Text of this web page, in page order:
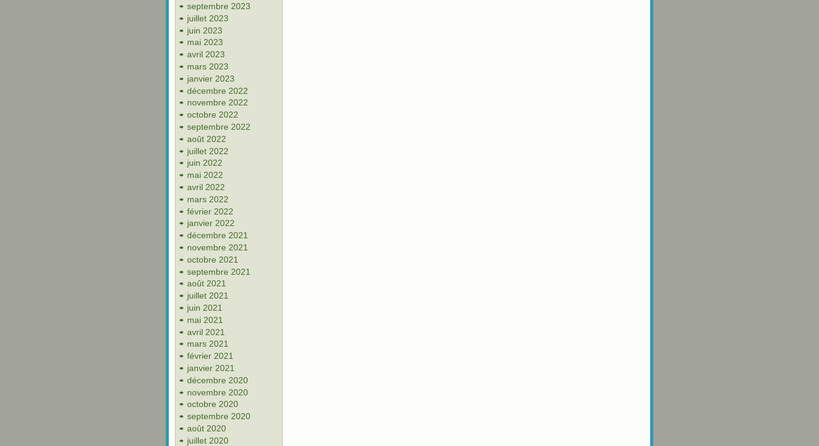
septembre 2023
juillet 2023
juin 2023
mai 2023
avril 2023
mars 2023
janvier 2023
décembre 2022
novembre 2022
octobre 2022
septembre 2022
août 2022
juillet 2022
juin 2022
mai 2022
avril 2022
mars 2022
février 2022
janvier 2022
décembre 2021
novembre 2021
octobre 2021
septembre 2021
août 2021
juillet 2021
juin 2021
mai 2021
avril 2021
mars 2021
février 2021
janvier 2021
décembre 2020
novembre 2020
octobre 2020
septembre 2020
août 2020
juillet 2020